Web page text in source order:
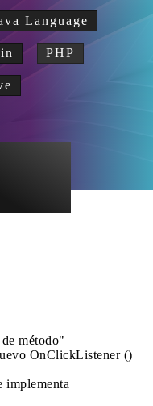
Language
PHP
método"
OnClickListener ()
implementa